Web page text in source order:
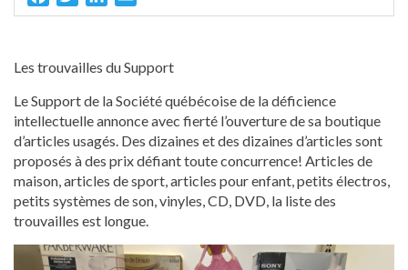
Les trouvailles du Support
Le Support de la Société québécoise de la déficience
intellectuelle annonce avec fierté l’ouverture de sa boutique
d’articles usagés. Des dizaines et des dizaines d’articles sont
proposés à des prix défiant toute concurrence! Articles de
maison, articles de sport, articles pour enfant, petits électros,
petits systèmes de son, vinyles, CD, DVD, la liste des
trouvailles est longue.